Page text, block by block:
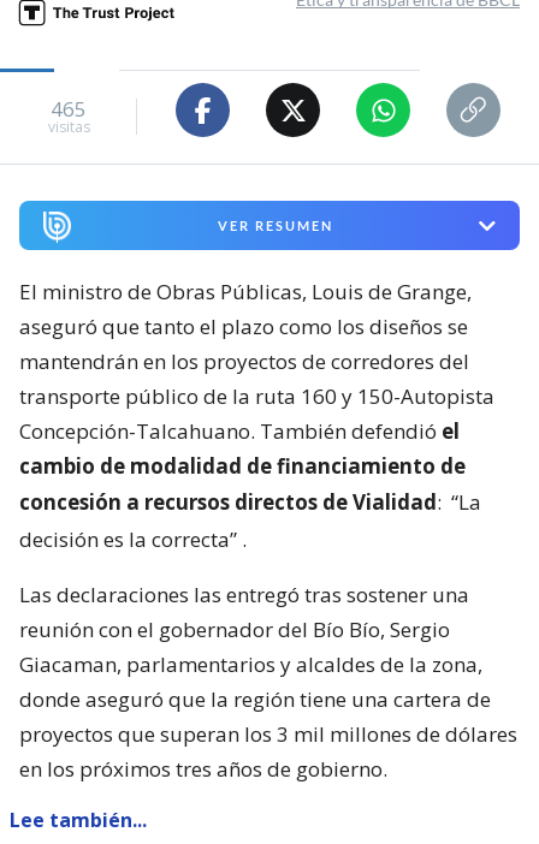
465
visitas
VER RESUMEN
El ministro de Obras Públicas, Louis de Grange,
aseguró que tanto el plazo como los diseños se
mantendrán en los proyectos de corredores del
transporte público de la ruta 160 y 150-Autopista
Concepción-Talcahuano. También defendió el
cambio de modalidad de financiamiento de
concesión a recursos directos de Vialidad: “La
decisión es la correcta” .
Las declaraciones las entregó tras sostener una
reunión con el gobernador del Bío Bío, Sergio
Giacaman, parlamentarios y alcaldes de la zona,
donde aseguró que la región tiene una cartera de
proyectos que superan los 3 mil millones de dólares
en los próximos tres años de gobierno.
Lee también...